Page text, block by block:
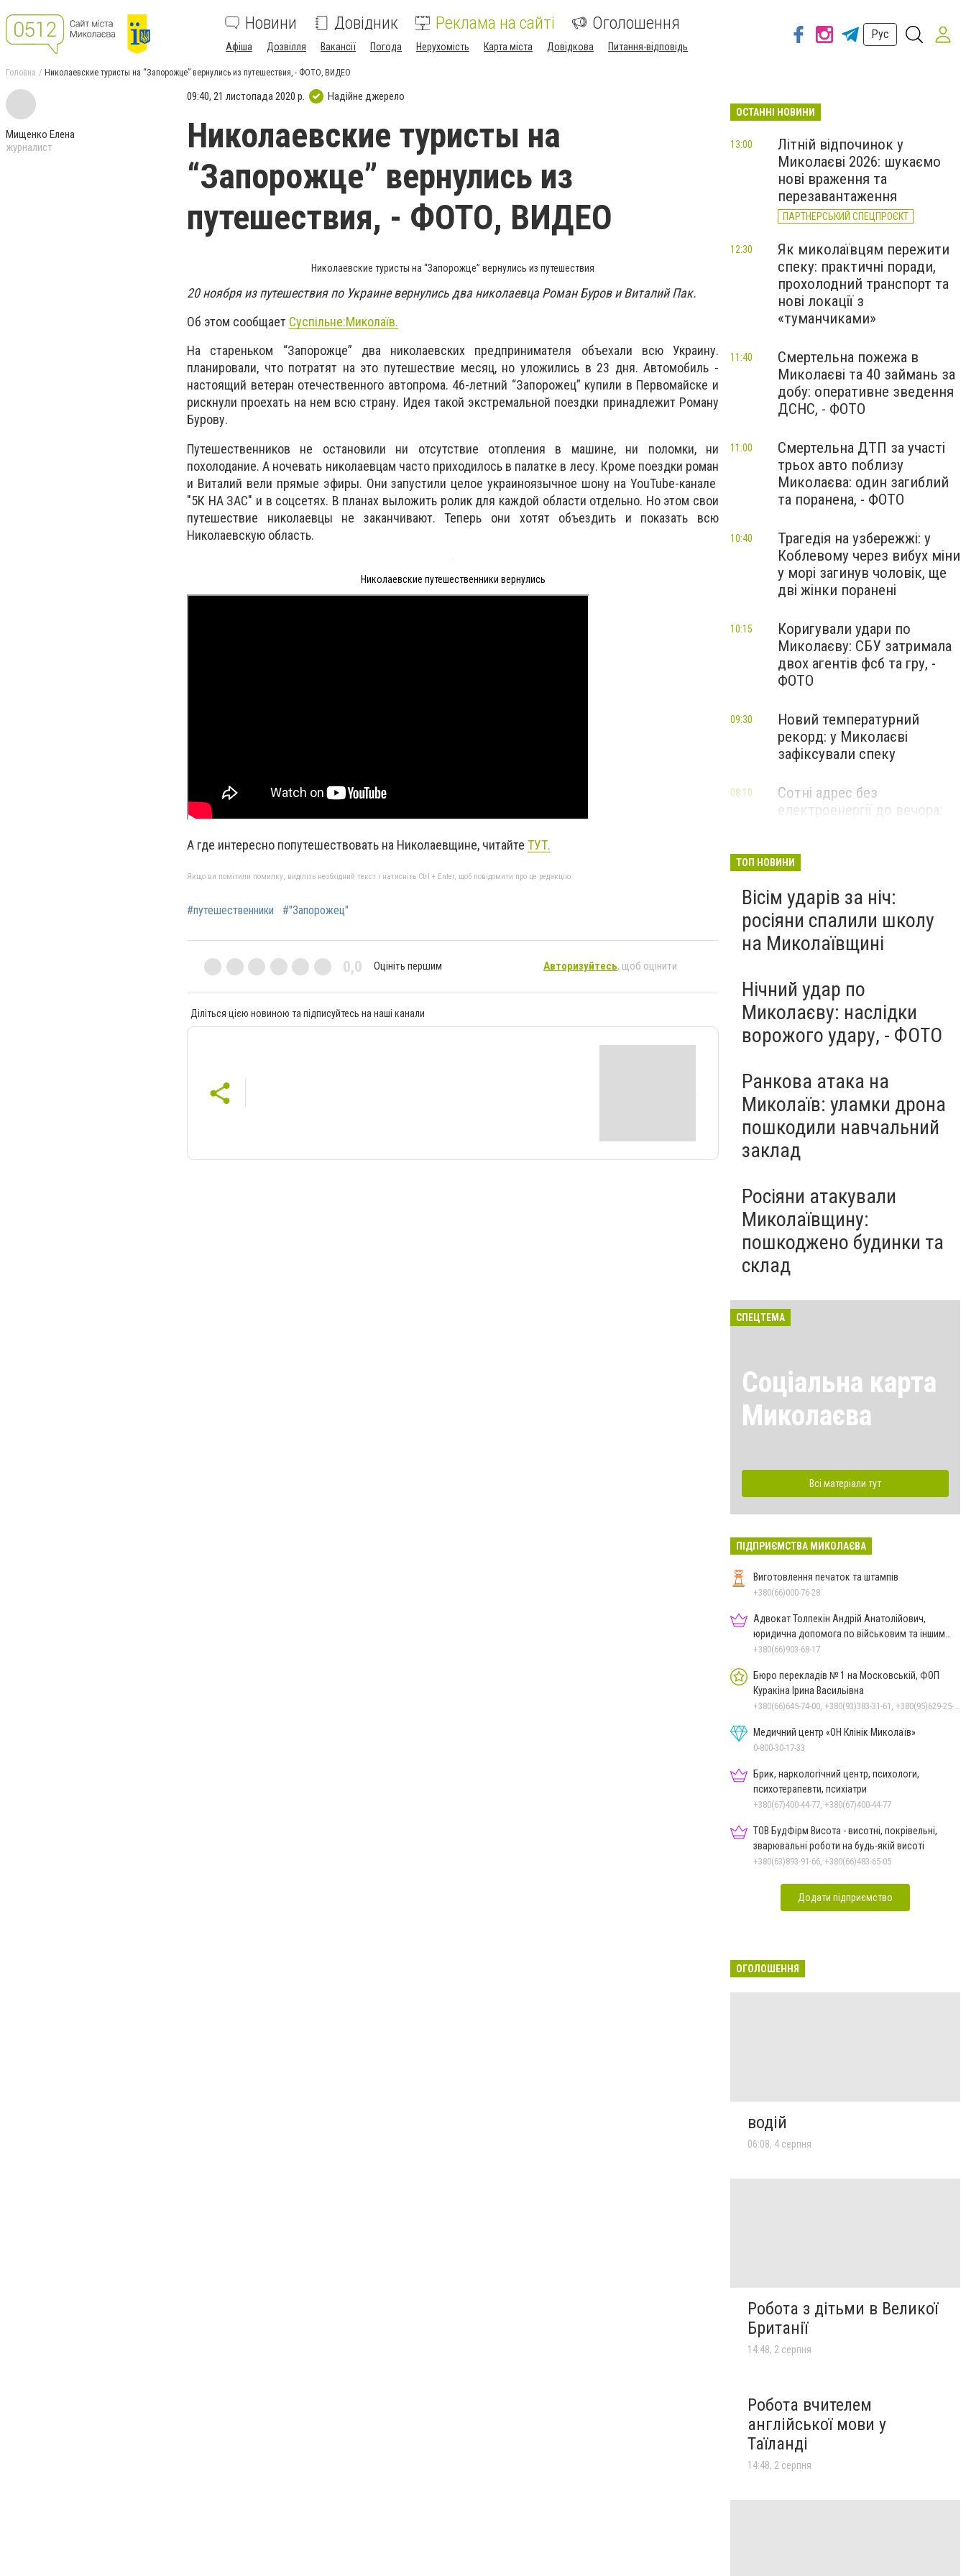
Новини Довідник Реклама на сайті Оголошення
Афіша Дозвілля Вакансії Погода Нерухомість Карта міста Довідкова Питання-відповідь
Рус
Головна Николаевские туристы на “Запорожце” вернулись из путешествия, - ФОТО, ВИДЕО
Мищенко Елена
журналист
09:40, 21 листопада 2020 р. Надійне джерело
Николаевские туристы на
“Запорожце” вернулись из
путешествия, - ФОТО, ВИДЕО
Николаевские туристы на “Запорожце” вернулись из путешествия
20 ноября из путешествия по Украине вернулись два николаевца Роман Буров и Виталий Пак.
Об этом сообщает Суспільне:Миколаїв.
На стареньком “Запорожце” два николаевских предпринимателя объехали всю Украину.
планировали, что потратят на это путешествие месяц, но уложились в 23 дня. Автомобиль -
настоящий ветеран отечественного автопрома. 46-летний “Запорожец” купили в Первомайске и
рискнули проехать на нем всю страну. Идея такой экстремальной поездки принадлежит Роману
Бурову.
Путешественников не остановили ни отсутствие отопления в машине, ни поломки, ни
похолодание. А ночевать николаевцам часто приходилось в палатке в лесу. Кроме поездки роман
и Виталий вели прямые эфиры. Они запустили целое украиноязычное шону на YouTube-канале
"5К НА ЗАС" и в соцсетях. В планах выложить ролик для каждой области отдельно. Но этом свои
путешествие николаевцы не заканчивают. Теперь они хотят объездить и показать всю
Николаевскую область.
Николаевские путешественники вернулись
А где интересно попутешествовать на Николаевщине, читайте ТУТ.
Якщо ви помітили помилку, виділіть необхідний текст і натисніть Ctrl + Enter, щоб повідомити про це редакцію
#путешественники #"Запорожец"
0,0 Оцініть першим Авторизуйтесь, щоб оцінити
Діліться цією новиною та підписуйтесь на наші канали
ОСТАННІ НОВИНИ
Літній відпочинок у
Миколаєві 2026: шукаємо
нові враження та
перезавантаження
ПАРТНЕРСЬКИЙ СПЕЦПРОЄКТ
13:00
Як миколаївцям пережити
спеку: практичні поради,
прохолодний транспорт та
нові локації з
«туманчиками»
12:30
Смертельна пожежа в
Миколаєві та 40 займань за
добу: оперативне зведення
ДСНС, - ФОТО
11:40
Смертельна ДТП за участі
трьох авто поблизу
Миколаєва: один загиблий
та поранена, - ФОТО
11:00
Трагедія на узбережжі: у
Коблевому через вибух міни
у морі загинув чоловік, ще
дві жінки поранені
10:40
Коригували удари по
Миколаєву: СБУ затримала
двох агентів фсб та гру, -
ФОТО
10:15
Новий температурний
рекорд: у Миколаєві
зафіксували спеку
09:30
Сотні адрес без
електроенергії до вечора:
08:10
ТОП НОВИНИ
Вісім ударів за ніч:
росіяни спалили школу
на Миколаївщині
Нічний удар по
Миколаєву: наслідки
ворожого удару, - ФОТО
Ранкова атака на
Миколаїв: уламки дрона
пошкодили навчальний
заклад
Росіяни атакували
Миколаївщину:
пошкоджено будинки та
склад
СПЕЦТЕМА
Соціальна карта
Миколаєва
Всі матеріали тут
ПІДПРИЄМСТВА МИКОЛАЄВА
Виготовлення печаток та штампів
+380(66)000-76-28
Адвокат Толпекін Андрій Анатолійович,
юридична допомога по військовим та іншим
справам
+380(66)903-68-17
Бюро перекладів № 1 на Московській, ФОП
Куракіна Ірина Васильівна
Медичний центр «ОН Клінік Миколаїв»
0-800-30-17-33
Брик, наркологічний центр, психологи,
психотерапевти, психіатри
+380(67)400-44-77, +380(67)400-44-77
ТОВ БудФірм Висота - висотні, покрівельні,
зварювальні роботи на будь-якій висоті
+380(63)893-91-66, +380(66)483-65-05
Додати підприємство
ОГОЛОШЕННЯ
водій
06:08, 4 серпня
Робота з дітьми в Великої
Британії
14:48, 2 серпня
Робота вчителем
англійської мови у
Таїланді
14:48, 2 серпня